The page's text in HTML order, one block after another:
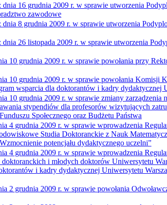
16 grudnia 2009 r. w sprawie utworzenia
zawodowe
8 grudnia 2009 r. w sprawie utworzenia
26 listopada 2009 r. w sprawie utworzenia
2009 r. w sprawie powołania przy
2009 r. w sprawie powołania Komisji
wsparcia dla doktorantów i kadry dydaktycznej
grudnia 2009 r. w sprawie zmiany zarządzenia
stypendiów dla profesorów wizytujących
Społecznego oraz Budżetu Państwa
2009 r. w sprawie wprowadzenia
Studia Doktoranckie z Nauk
potencjału dydaktycznego uczelni”
2009 r. w sprawie wprowadzenia
i młodych doktorów Uniwersytetu
i kadry dydaktycznej Uniwersytetu
2009 r. w sprawie powołania